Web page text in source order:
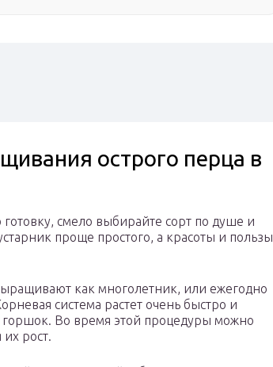
острого перца в
смело выбирайте сорт по душе и
проще простого, а красоты и пользы
как многолетник, или ежегодно
система растет очень быстро и
Во время этой процедуры можно
рост.